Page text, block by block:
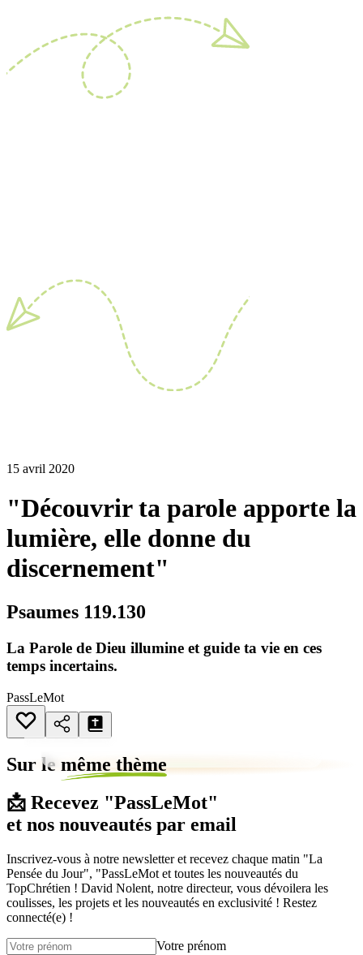
15 avril 2020
"Découvrir ta parole apporte la
lumière, elle donne du
discernement"
Psaumes 119.130
La Parole de Dieu illumine et guide ta vie en ces
temps incertains.
PassLeMot
Sur le même thème
📩 Recevez "PassLeMot"
et nos nouveautés par email
Inscrivez-vous à notre newsletter et recevez chaque matin "La
Pensée du Jour", "PassLeMot et toutes les nouveautés du
TopChrétien ! David Nolent, notre directeur, vous dévoilera les
coulisses, les projets et les nouveautés en exclusivité ! Restez
connecté(e) !
Votre prénom